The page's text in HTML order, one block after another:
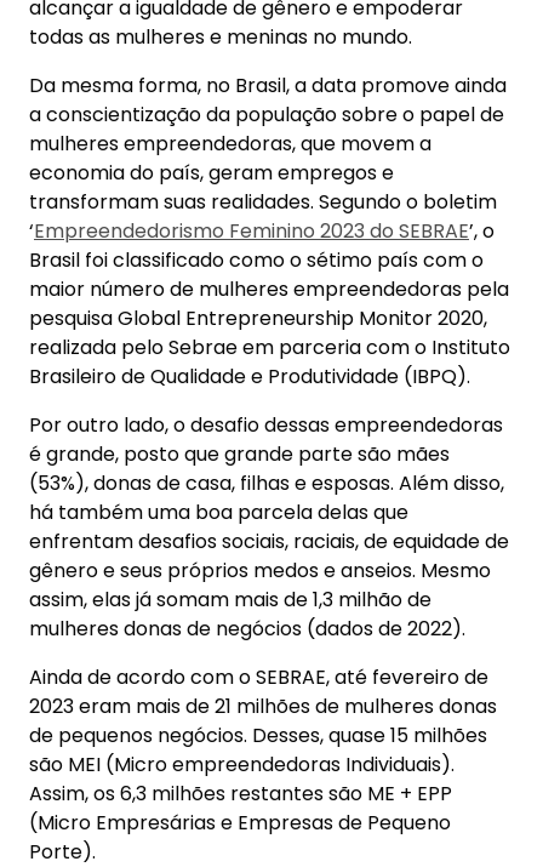
alcançar a igualdade de gênero e empoderar
todas as mulheres e meninas no mundo.
Da mesma forma, no Brasil, a data promove ainda
a conscientização da população sobre o papel de
mulheres empreendedoras, que movem a
economia do país, geram empregos e
transformam suas realidades. Segundo o boletim
‘Empreendedorismo Feminino 2023 do SEBRAE’, o
Brasil foi classificado como o sétimo país com o
maior número de mulheres empreendedoras pela
pesquisa Global Entrepreneurship Monitor 2020,
realizada pelo Sebrae em parceria com o Instituto
Brasileiro de Qualidade e Produtividade (IBPQ).
Por outro lado, o desafio dessas empreendedoras
é grande, posto que grande parte são mães
(53%), donas de casa, filhas e esposas. Além disso,
há também uma boa parcela delas que
enfrentam desafios sociais, raciais, de equidade de
gênero e seus próprios medos e anseios. Mesmo
assim, elas já somam mais de 1,3 milhão de
mulheres donas de negócios (dados de 2022).
Ainda de acordo com o SEBRAE, até fevereiro de
2023 eram mais de 21 milhões de mulheres donas
de pequenos negócios. Desses, quase 15 milhões
são MEI (Micro empreendedoras Individuais).
Assim, os 6,3 milhões restantes são ME + EPP
(Micro Empresárias e Empresas de Pequeno
Porte).